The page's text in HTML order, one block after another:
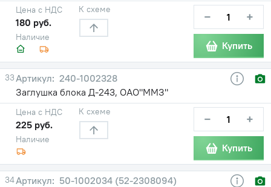
Наличие
Цена с НДС
180 руб.
К схеме − +
Купить
33
240-1002328
Заглушка блока Д-243, ОАО"ММЗ"
Наличие
Цена с НДС
225 руб.
К схеме − +
Купить
34
50-1002034 (52-2308094)